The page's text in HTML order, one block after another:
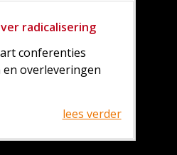
radicalisering
conferenties
overleveringen
lees verder